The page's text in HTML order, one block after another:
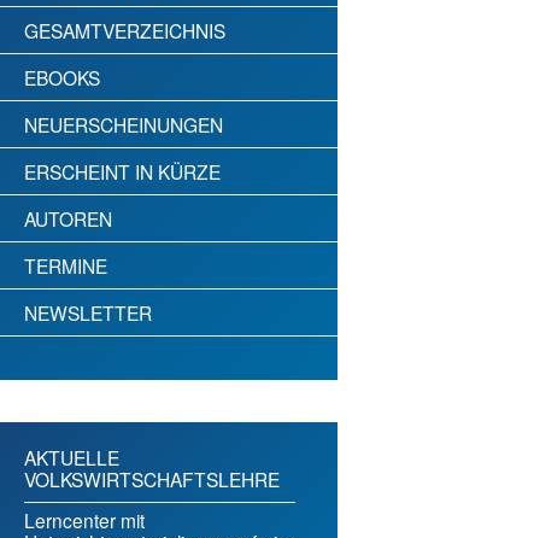
GESAMTVERZEICHNIS
EBOOKS
NEUERSCHEINUNGEN
ERSCHEINT IN KÜRZE
AUTOREN
TERMINE
NEWSLETTER
AKTUELLE
VOLKSWIRTSCHAFTSLEHRE
Lerncenter mit